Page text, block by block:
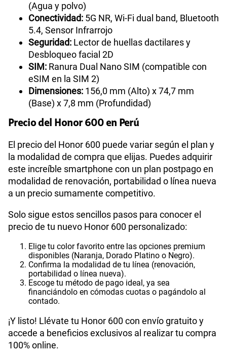
(Agua y polvo)
Conectividad: 5G NR, Wi-Fi dual band, Bluetooth
5.4, Sensor Infrarrojo
Seguridad: Lector de huellas dactilares y
Desbloqueo facial 2D
SIM: Ranura Dual Nano SIM (compatible con
eSIM en la SIM 2)
Dimensiones: 156,0 mm (Alto) x 74,7 mm
(Base) x 7,8 mm (Profundidad)
Precio del Honor 600 en Perú
El precio del Honor 600 puede variar según el plan y
la modalidad de compra que elijas. Puedes adquirir
este increíble smartphone con un plan postpago en
modalidad de renovación, portabilidad o línea nueva
a un precio sumamente competitivo.
Solo sigue estos sencillos pasos para conocer el
precio de tu nuevo Honor 600 personalizado:
Elige tu color favorito entre las opciones premium
disponibles (Naranja, Dorado Platino o Negro).
Confirma la modalidad de tu línea (renovación,
portabilidad o línea nueva).
Escoge tu método de pago ideal, ya sea
financiándolo en cómodas cuotas o pagándolo al
contado.
¡Y listo! Llévate tu Honor 600 con envío gratuito y
accede a beneficios exclusivos al realizar tu compra
100% online.